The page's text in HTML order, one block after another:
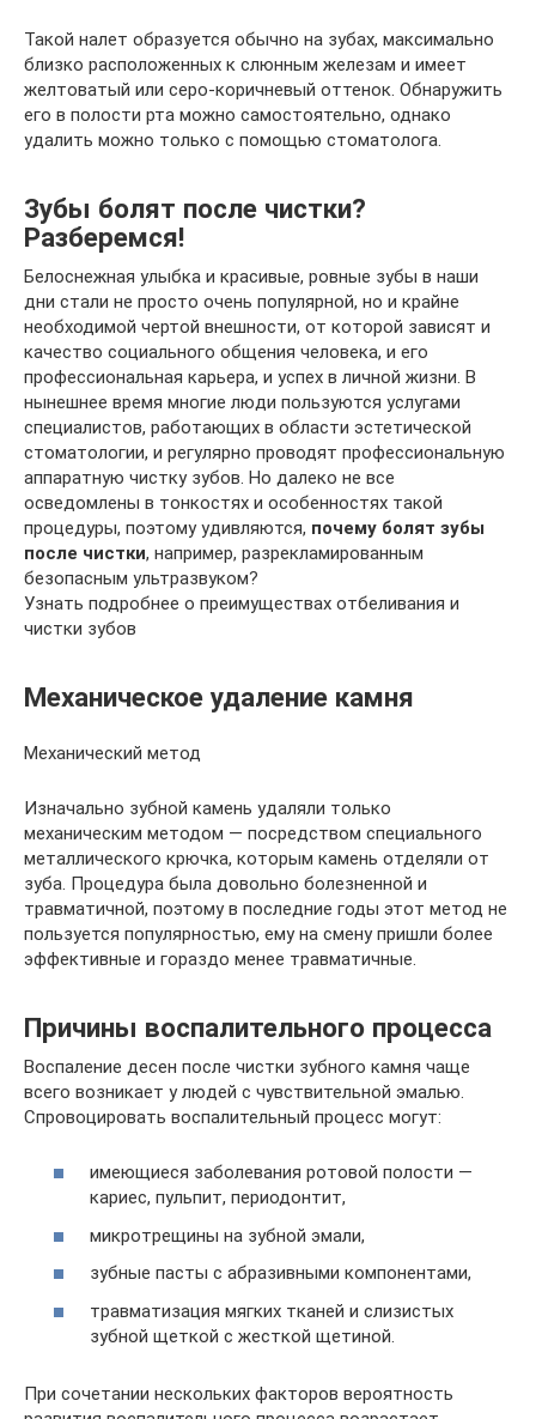
Такой налет образуется обычно на зубах, максимально
близко расположенных к слюнным железам и имеет
желтоватый или серо-коричневый оттенок. Обнаружить
его в полости рта можно самостоятельно, однако
удалить можно только с помощью стоматолога.
Зубы болят после чистки?
Разберемся!
Белоснежная улыбка и красивые, ровные зубы в наши
дни стали не просто очень популярной, но и крайне
необходимой чертой внешности, от которой зависят и
качество социального общения человека, и его
профессиональная карьера, и успех в личной жизни. В
нынешнее время многие люди пользуются услугами
специалистов, работающих в области эстетической
стоматологии, и регулярно проводят профессиональную
аппаратную чистку зубов. Но далеко не все
осведомлены в тонкостях и особенностях такой
процедуры, поэтому удивляются, почему болят зубы
после чистки, например, разрекламированным
безопасным ультразвуком?
Узнать подробнее о преимуществах отбеливания и
чистки зубов
Механическое удаление камня
Механический метод
Изначально зубной камень удаляли только
механическим методом — посредством специального
металлического крючка, которым камень отделяли от
зуба. Процедура была довольно болезненной и
травматичной, поэтому в последние годы этот метод не
пользуется популярностью, ему на смену пришли более
эффективные и гораздо менее травматичные.
Причины воспалительного процесса
Воспаление десен после чистки зубного камня чаще
всего возникает у людей с чувствительной эмалью.
Спровоцировать воспалительный процесс могут:
имеющиеся заболевания ротовой полости —
кариес, пульпит, периодонтит,
микротрещины на зубной эмали,
зубные пасты с абразивными компонентами,
травматизация мягких тканей и слизистых
зубной щеткой с жесткой щетиной.
При сочетании нескольких факторов вероятность